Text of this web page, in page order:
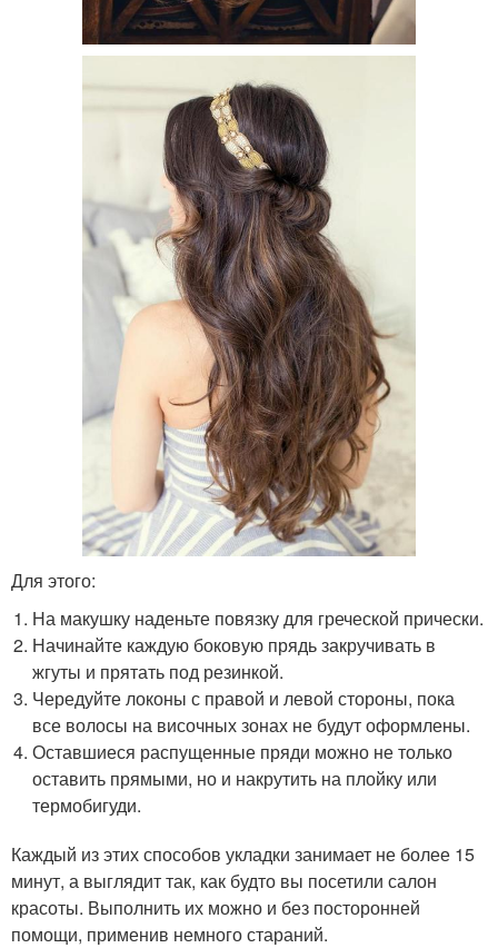
Для этого:
На макушку наденьте повязку для греческой прически.
Начинайте каждую боковую прядь закручивать в
жгуты и прятать под резинкой.
Чередуйте локоны с правой и левой стороны, пока
все волосы на височных зонах не будут оформлены.
Оставшиеся распущенные пряди можно не только
оставить прямыми, но и накрутить на плойку или
термобигуди.
Каждый из этих способов укладки занимает не более 15
минут, а выглядит так, как будто вы посетили салон
красоты. Выполнить их можно и без посторонней
помощи, применив немного стараний.